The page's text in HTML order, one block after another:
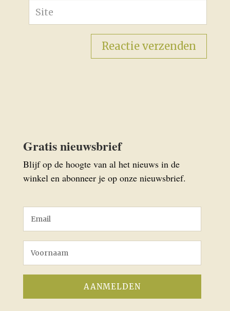
Gratis nieuwsbrief
Blijf op de hoogte van al het nieuws in de
winkel en abonneer je op onze nieuwsbrief.